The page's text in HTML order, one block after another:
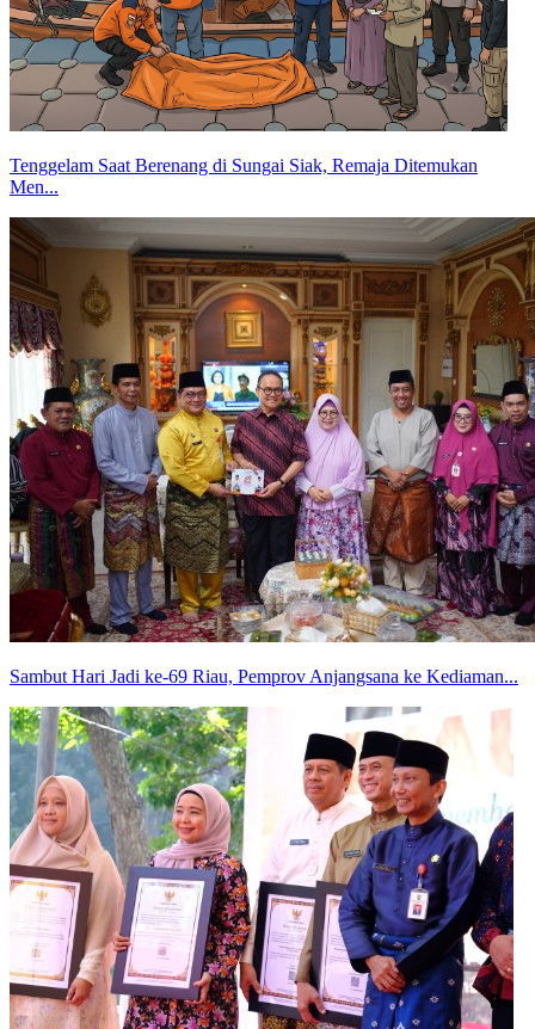
Tenggelam Saat Berenang di Sungai Siak, Remaja Ditemukan
Men...
Sambut Hari Jadi ke-69 Riau, Pemprov Anjangsana ke Kediaman...